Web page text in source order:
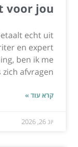
jou?
echt uit
en expert
ben ik me
afvragen:...
קרא עוד »
יונ 26, 2026